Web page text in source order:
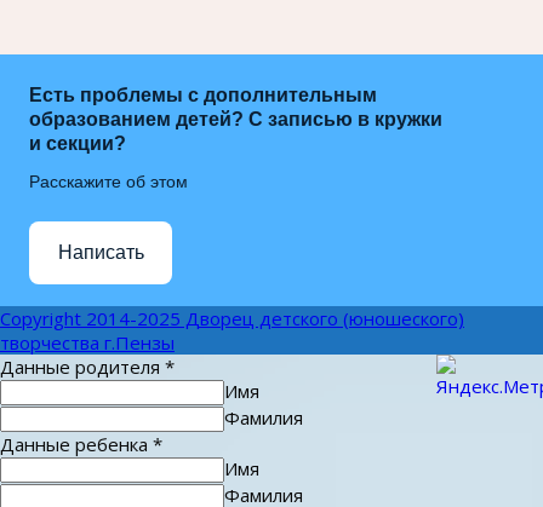
Есть проблемы с дополнительным
образованием детей? С записью в кружки
и секции?
Расскажите об этом
Написать
Copyright 2014-2025 Дворец детского (юношеского)
творчества г.Пензы
Данные родителя *
Имя
Фамилия
Данные ребенка *
Имя
Фамилия